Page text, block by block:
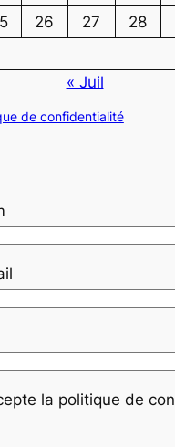
26 27 28
« Juil
de confidentialité
la politique de